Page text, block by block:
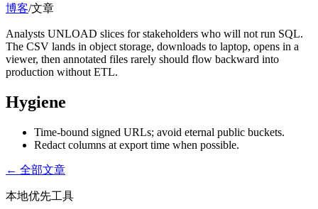
博客/文章
Analysts UNLOAD slices for stakeholders who will not run SQL.
The CSV lands in object storage, downloads to laptop, opens in a
viewer, then annotated files rarely should flow backward into
production without ETL.
Hygiene
Time-bound signed URLs; avoid eternal public buckets.
Redact columns at export time when possible.
← 全部文章
本地优先工具